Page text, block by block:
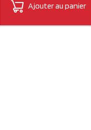
Ajouter au panier